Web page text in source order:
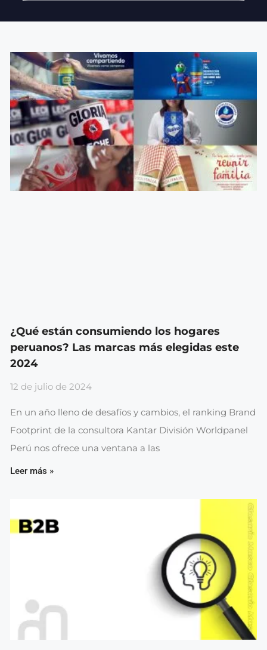
¿Qué están consumiendo los hogares
peruanos? Las marcas más elegidas este
2024
12 de julio de 2024
En un año lleno de desafíos y cambios, el ranking Brand
Footprint de la consultora Kantar División Worldpanel
Perú nos ofrece una ventana a las
Leer más »